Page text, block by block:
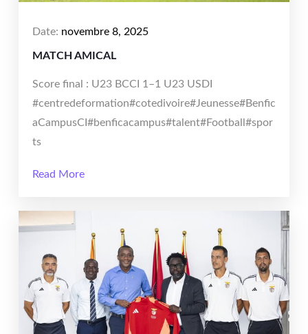
Date: novembre 8, 2025
MATCH AMICAL
Score final : U23 BCCI 1–1 U23 USDI
#centredeformation#cotedivoire#Jeunesse#Benfic
aCampusCI#benficacampus#talent#Football#spor
ts
Read More